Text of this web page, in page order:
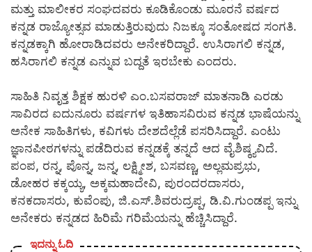
ಮತ್ತು ಮಾಲೀಕರ ಸಂಘದವರು ಕೂಡಿಕೊಂಡು ಮೂರನೆ ವರ್ಷದ
ಕನ್ನಡ ರಾಜ್ಯೋತ್ಸವ ಮಾಡುತ್ತಿರುವುದು ನಿಜಕ್ಕೂ ಸಂತೋಷದ ಸಂಗತಿ.
ಕನ್ನಡಕ್ಕಾಗಿ ಹೋರಾಡಿದವರು ಅನೇಕರಿದ್ದಾರೆ. ಉಸಿರಾಗಲಿ ಕನ್ನಡ,
ಹಸಿರಾಗಲಿ ಕನ್ನಡ ಎನ್ನುವ ಬದ್ದತೆ ಇರಬೇಕು ಎಂದರು.
ಸಾಹಿತಿ ನಿವೃತ್ತ ಶಿಕ್ಷಕ ಹುರಳಿ ಎಂ.ಬಸವರಾಜ್ ಮಾತನಾಡಿ ಎರಡು
ಸಾವಿರದ ಐದುನೂರು ವರ್ಷಗಳ ಇತಿಹಾಸವಿರುವ ಕನ್ನಡ ಭಾಷೆಯನ್ನು
ಅನೇಕ ಸಾಹಿತಿಗಳು, ಕವಿಗಳು ದೇಶದೆಲ್ಲೆಡೆ ಪಸರಿಸಿದ್ದಾರೆ. ಎಂಟು
ಜ್ಞಾನಪೀಠಗಳನ್ನು ಪಡೆದಿರುವ ಕನ್ನಡಕ್ಕೆ ತನ್ನದೆ ಆದ ವೈಶಿಷ್ಠ್ಯವಿದೆ.
ಪಂಪ, ರನ್ನ, ಪೊನ್ನ, ಜನ್ನ, ಲಕ್ಷ್ಮೀಶ, ಬಸವಣ್ಣ, ಅಲ್ಲಮಪ್ರಭು,
ಡೋಹರ ಕಕ್ಕಯ್ಯ, ಅಕ್ಕಮಹಾದೇವಿ, ಪುರಂದರದಾಸರು,
ಕನಕದಾಸರು, ಕುವೆಂಪು, ಜಿ.ಎಸ್.ಶಿವರುದ್ರಪ್ಪ, ಡಿ.ವಿ.ಗುಂಡಪ್ಪ ಇನ್ನು
ಅನೇಕರು ಕನ್ನಡದ ಹಿರಿಮೆ ಗರಿಮೆಯನ್ನು ಹೆಚ್ಚಿಸಿದ್ದಾರೆ.
ಇದನ್ನು ಓದಿ